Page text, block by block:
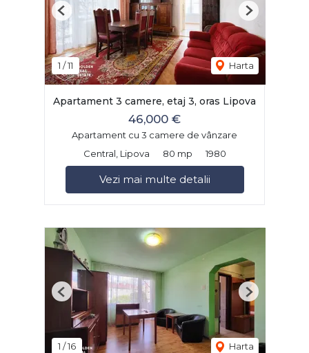
1 /11 Harta
Previous Next
Apartament 3 camere, etaj 3, oras Lipova
46,000 €
Apartament cu 3 camere de vânzare
Central, Lipova
80 mp 1980
Vezi mai multe detalii
1 /16 Harta
Previous Next